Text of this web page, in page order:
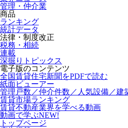
管理・仲介業
商品
ランキング
統計データ
法律・制度改正
税務・相続
連載
深掘りトピックス
電子版のコンテンツ
全国賃貸住宅新聞をPDFで読む
紙面ビューアー
管理戸数／仲介件数／人気設備／建
賃貸市場ランキング
賃貸不動産業界を学べる動画
動画で学ぶNEW!
トップページ